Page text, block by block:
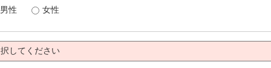
男性 女性